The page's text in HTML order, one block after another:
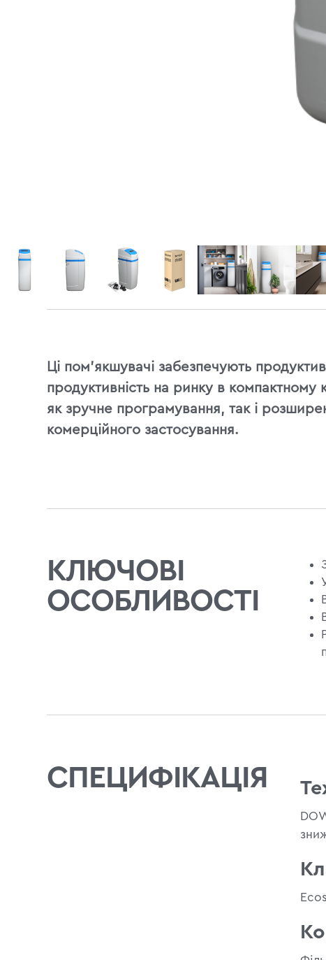
Ці пом'якшувачі забезпечують
продуктивність на ринку в компактному
як зручне програмування, так і
комерційного застосування.
КЛЮЧОВІ
ОСОБЛИВОСТІ
СПЕЦИФІКАЦІЯ